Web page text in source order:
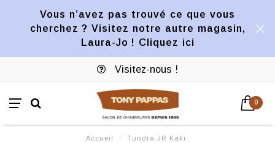
Vous n’avez pas trouvé ce que vous
cherchez ? Visitez notre autre magasin,
Laura-Jo ! Cliquez ici
Visitez-nous !
0
Accueil / Tundra JR Kaki